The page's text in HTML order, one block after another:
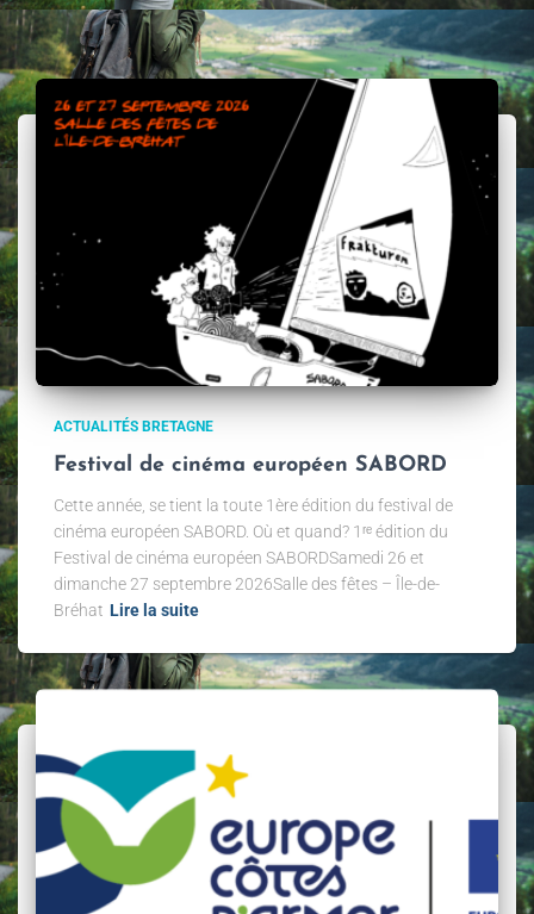
ACTUALITÉS BRETAGNE
Festival de cinéma européen SABORD
Cette année, se tient la toute 1ère édition du festival de
cinéma européen SABORD. Où et quand? 1ʳᵉ édition du
Festival de cinéma européen SABORDSamedi 26 et
dimanche 27 septembre 2026Salle des fêtes – Île-de-
Bréhat Lire la suite